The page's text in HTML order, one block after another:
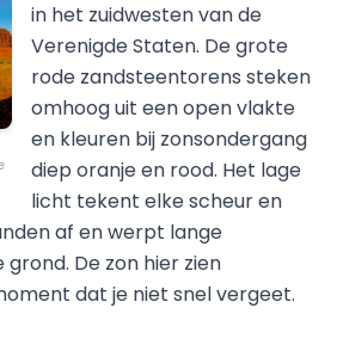
in het zuidwesten van de
Verenigde Staten. De grote
rode zandsteentorens steken
omhoog uit een open vlakte
en kleuren bij zonsondergang
diep oranje en rood. Het lage
licht tekent elke scheur en
af en werpt lange
De zon hier zien
dat je niet snel vergeet.